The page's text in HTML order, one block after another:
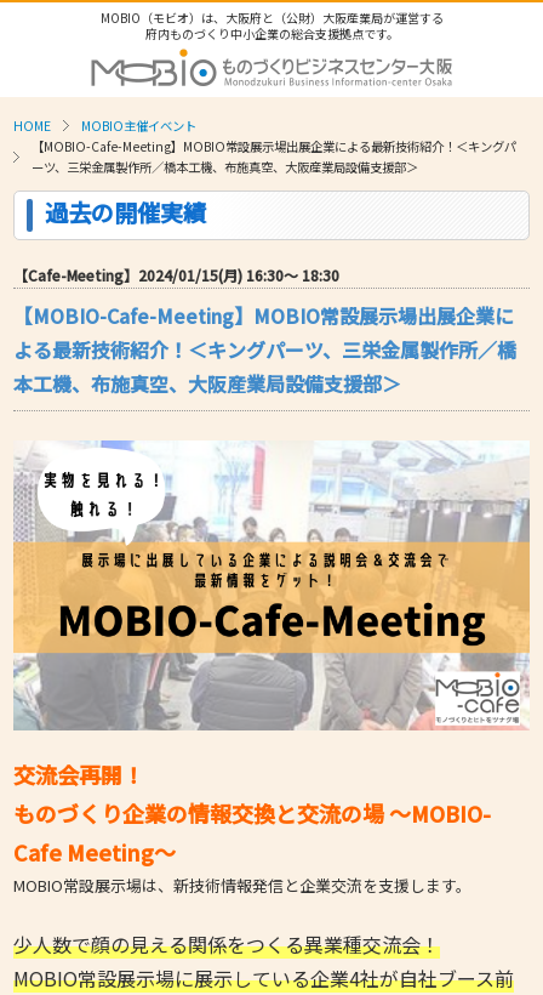
MOBIO（モビオ）は、大阪府と（公財）大阪産業局が運営する
府内ものづくり中小企業の総合支援拠点です。
HOME
MOBIO主催イベント
【MOBIO-Cafe-Meeting】MOBIO常設展示場出展企業による最新技術紹介！＜キングパ
ーツ、三栄金属製作所／橋本工機、布施真空、大阪産業局設備支援部＞
過去の開催実績
【Cafe-Meeting】2024/01/15(月) 16:30〜 18:30
【MOBIO-Cafe-Meeting】MOBIO常設展示場出展企業に
よる最新技術紹介！＜キングパーツ、三栄金属製作所／橋
本工機、布施真空、大阪産業局設備支援部＞
交流会再開！
ものづくり企業の情報交換と交流の場 ～MOBIO-
Cafe Meeting～
MOBIO常設展示場は、新技術情報発信と企業交流を支援します。
少人数で顔の見える関係をつくる異業種交流会！
MOBIO常設展示場に展示している企業4社が自社ブース前